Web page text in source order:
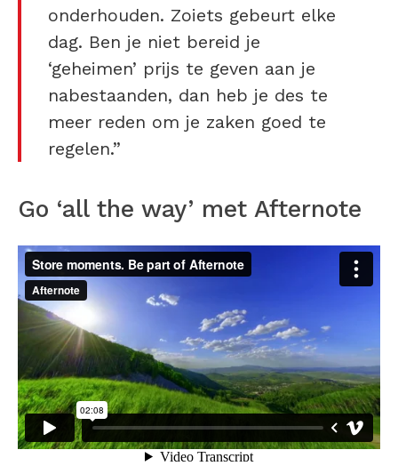
onderhouden. Zoiets gebeurt elke
dag. Ben je niet bereid je
‘geheimen’ prijs te geven aan je
nabestaanden, dan heb je des te
meer reden om je zaken goed te
regelen.”
Go ‘all the way’ met Afternote